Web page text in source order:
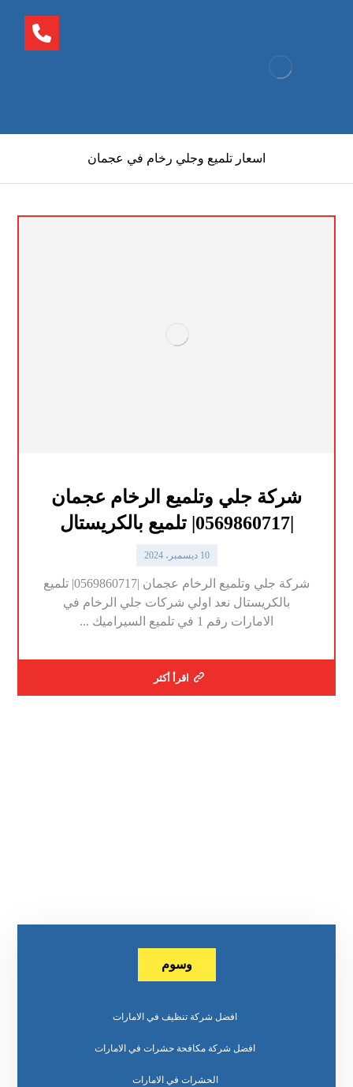
اسعار تلميع وجلي رخام في عجمان
شركة جلي وتلميع الرخام عجمان
|0569860717| تلميع بالكريستال
10 ديسمبر، 2024
شركة جلي وتلميع الرخام عجمان |0569860717| تلميع
بالكريستال نعد اولي شركات جلي الرخام في
الامارات رقم 1 في تلميع السيراميك ...
اقرأ أكثر
وسوم
افضل شركة تنظيف في الامارات
افضل شركة مكافحة حشرات في الامارات
الحشرات في الامارات